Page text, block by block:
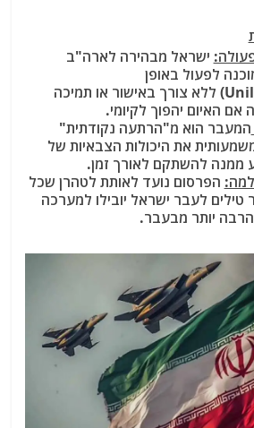
ישראל מבהירה לארה"ב
לפעול באופן
עצמאי (Unilateral) ללא צורך באישור או תמיכה
אם האיום יהפוך לקיומי.
המעבר הוא מ"הרתעה נקודתית"
את היכולות הצבאיות של
ממנה להשתקם לאורך זמן.
הפרסום נועד לאותת לטהרן שכל
טילים לעבר ישראל יובילו למערכה
יותר מבעבר.